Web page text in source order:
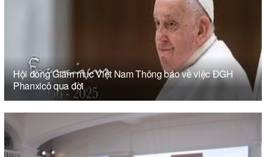
Hội đồng Giám mục Việt Nam Thông báo về việc ĐGH
Phanxicô qua đời